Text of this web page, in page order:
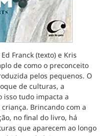
Franck (texto) e Kris
de como o preconceito
pelos pequenos. O
de culturas, a
isso tudo impacta a
Brincando com a
no final do livro, há
que aparecem ao longo